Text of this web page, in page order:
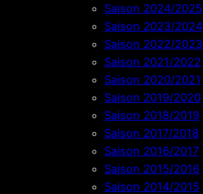
Saison 2024/2025
Saison 2023/2024
Saison 2022/2023
Saison 2021/2022
Saison 2020/2021
Saison 2019/2020
Saison 2018/2019
Saison 2017/2018
Saison 2016/2017
Saison 2015/2016
Saison 2014/2015